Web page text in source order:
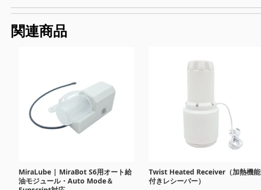
関連商品
MiraLube | MiraBot S6用オート給
油モジュール・Auto Mode＆
$116.00
Twist Heated Receiver（加熱機能
付きレシーバー）